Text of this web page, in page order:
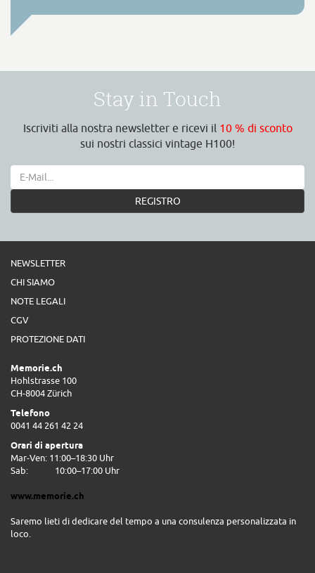
Stay in Touch
Iscriviti alla nostra newsletter e ricevi il 10 % di sconto
sui nostri classici vintage H100!
REGISTRO
NEWSLETTER
CHI SIAMO
NOTE LEGALI
CGV
PROTEZIONE DATI
Memorie.ch
Hohlstrasse 100
CH-8004 Zürich
Telefono
0041 44 261 42 24
Orari di apertura
Mar-Ven: 11:00–18:30 Uhr
Sab:
10:00–17:00 Uhr
www.memorie.ch
Saremo lieti di dedicare del tempo a una consulenza personalizzata in
loco.